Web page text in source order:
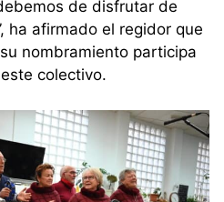
de disfrutar de
ha afirmado el regidor que
nombramiento participa
colectivo.